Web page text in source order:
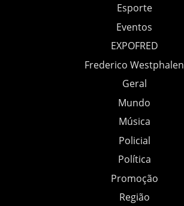
Esporte
Eventos
EXPOFRED
Frederico Westphalen
Geral
Mundo
Música
Policial
Política
Promoção
Região